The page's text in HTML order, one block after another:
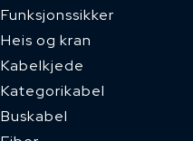
Funksjonssikker
Heis og kran
Kabelkjede
Kategorikabel
Buskabel